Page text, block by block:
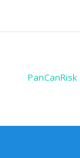
PanCanRisk